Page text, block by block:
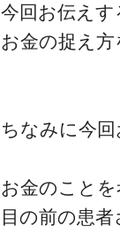
今回お伝えす
お金の捉え方
ちなみに今
お金のことを
目の前の患者